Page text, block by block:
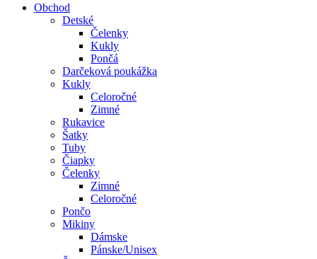
Obchod
Detské
Čelenky
Kukly
Pončá
Darčeková poukážka
Kukly
Celoročné
Zimné
Rukavice
Šatky
Tuby
Čiapky
Čelenky
Zimné
Celoročné
Pončo
Mikiny
Dámske
Pánske/Unisex